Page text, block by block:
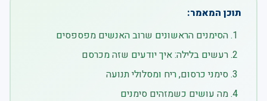
תוכן המאמר:
הסימנים הראשונים שרוב האנשים מפספסים
רעשים בלילה: איך יודעים שזה מכרסם
סימני כרסום, ריח ומסלולי תנועה
מה עושים כשמזהים סימנים